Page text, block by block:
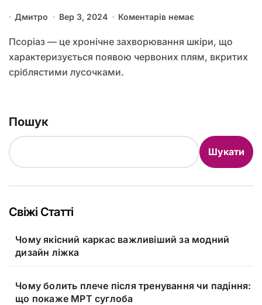
Дмитро Вер 3, 2024 Коментарів немає
Псоріаз — це хронічне захворювання шкіри, що
характеризується появою червоних плям, вкритих
сріблястими лусочками.
Пошук
Шукати
Свіжі Статті
Чому якісний каркас важливіший за модний
дизайн ліжка
Чому болить плече після тренування чи падіння:
що покаже МРТ суглоба